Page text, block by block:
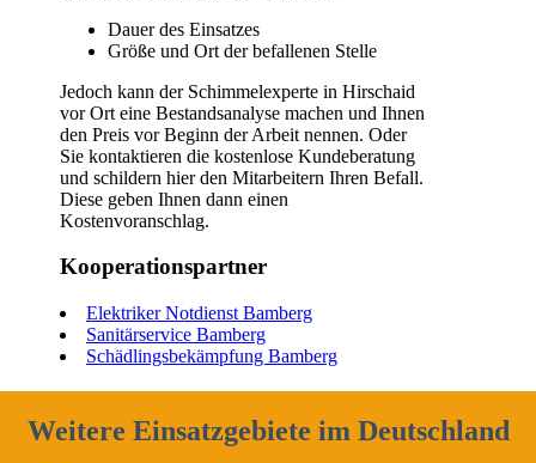
Dauer des Einsatzes
Größe und Ort der befallenen Stelle
Jedoch kann der Schimmelexperte in Hirschaid
vor Ort eine Bestandsanalyse machen und Ihnen
den Preis vor Beginn der Arbeit nennen. Oder
Sie kontaktieren die kostenlose Kundeberatung
und schildern hier den Mitarbeitern Ihren Befall.
Diese geben Ihnen dann einen
Kostenvoranschlag.
Kooperationspartner
Elektriker Notdienst Bamberg
Sanitärservice Bamberg
Schädlingsbekämpfung Bamberg
Weitere Einsatzgebiete im Deutschland